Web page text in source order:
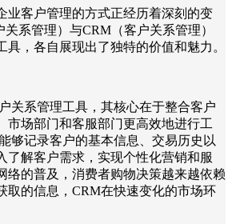
业客户管理的方式正经历着深刻的变
系管理）与CRM（客户关系管理）
具，各自展现出了独特的价值和魅力。
关系管理工具，其核心在于整合客户
市场部门和客服部门更高效地进行工
够记录客户的基本信息、交易历史以
了解客户需求，实现个性化营销和服
络的普及，消费者购物决策越来越依赖
取的信息，CRM在快速变化的市场环